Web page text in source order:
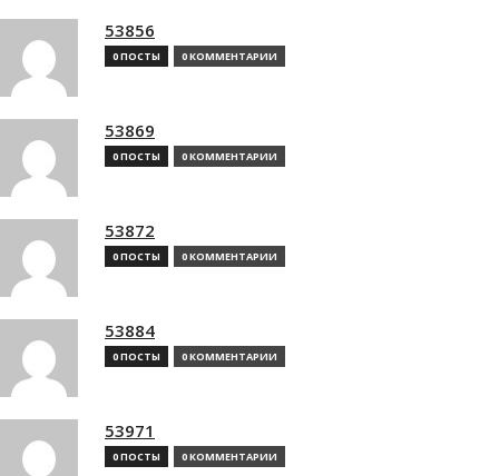
53856
0 ПОСТЫ 0 КОММЕНТАРИИ
53869
0 ПОСТЫ 0 КОММЕНТАРИИ
53872
0 ПОСТЫ 0 КОММЕНТАРИИ
53884
0 ПОСТЫ 0 КОММЕНТАРИИ
53971
0 ПОСТЫ 0 КОММЕНТАРИИ